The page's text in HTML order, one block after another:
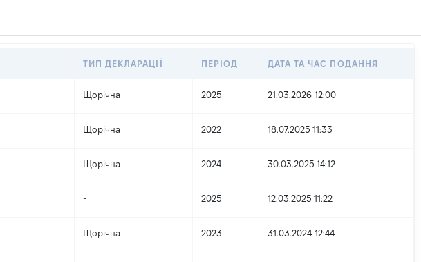
ТИП ДЕКЛАРАЦІЇ ПЕРІОД ДАТА ТА ЧАС ПОДАННЯ
Щорічна 2025 21.03.2026 12:00
Щорічна 2022 18.07.2025 11:33
Щорічна 2024 30.03.2025 14:12
- 2025 12.03.2025 11:22
Щорічна 2023 31.03.2024 12:44